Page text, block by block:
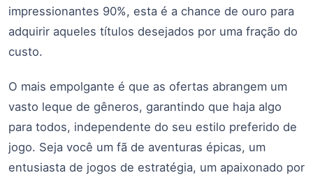
impressionantes 90%, esta é a chance de ouro para
adquirir aqueles títulos desejados por uma fração do
custo.
O mais empolgante é que as ofertas abrangem um
vasto leque de gêneros, garantindo que haja algo
para todos, independente do seu estilo preferido de
jogo. Seja você um fã de aventuras épicas, um
entusiasta de jogos de estratégia, um apaixonado por